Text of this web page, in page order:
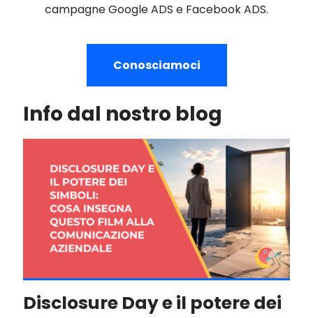
campagne Google ADS e Facebook ADS.
Conosciamoci
Info dal nostro blog
Disclosure Day e il potere dei